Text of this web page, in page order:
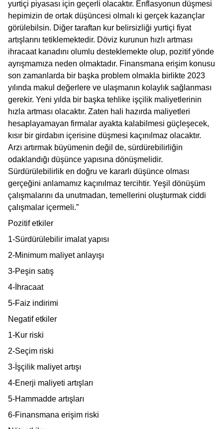
yurtiçi piyasası için geçerli olacaktır. Enflasyonun düşmesi
hepimizin de ortak düşüncesi olmalı ki gerçek kazançlar
görülebilsin. Diğer taraftan kur belirsizliği yurtiçi fiyat
artışlarını tetiklemektedir. Döviz kurunun hızlı artması
ihracaat kanadını olumlu desteklemekte olup, pozitif yönde
ayrışmamıza neden olmaktadır. Finansmana erişim konusu
son zamanlarda bir başka problem olmakla birlikte 2023
yılında makul değerlere ve ulaşmanın kolaylık sağlanması
gerekir. Yeni yılda bir başka tehlike işçilik maliyetlerinin
hızla artması olacaktır. Zaten hali hazırda maliyetleri
hesaplayamayan firmalar ayakta kalabilmesi güçleşecek,
kısır bir girdabın içerisine düşmesi kaçınılmaz olacaktır.
Arzı artırmak büyümenin değil de, sürdürebilirliğin
odaklandığı düşünce yapısına dönüşmelidir.
Sürdürülebilirlik en doğru ve kararlı düşünce olması
gerçeğini anlamamız kaçınılmaz tercihtir. Yeşil dönüşüm
çalışmalarını da unutmadan, temellerini oluşturmak ciddi
çalışmalar içermeli.”
Pozitif etkiler
1-Sürdürülebilir imalat yapısı
2-Minimum maliyet anlayışı
3-Peşin satış
4-İhracaat
5-Faiz indirimi
Negatif etkiler
1-Kur riski
2-Seçim riski
3-İşçilik maliyet artışı
4-Enerji maliyeti artışları
5-Hammadde artışları
6-Finansmana erişim riski